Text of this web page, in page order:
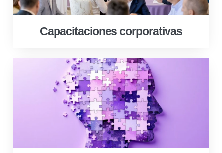
Capacitaciones corporativas